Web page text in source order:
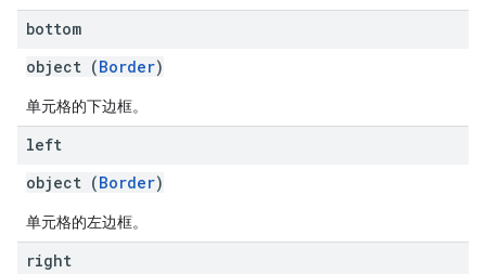
bottom
object (Border)
单元格的下边框。
left
object (Border)
单元格的左边框。
right